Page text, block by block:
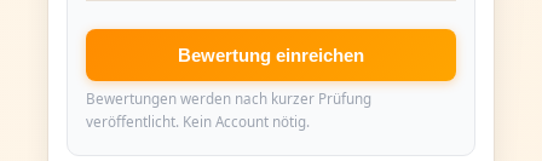
Bewertung einreichen
Bewertungen werden nach kurzer Prüfung
veröffentlicht. Kein Account nötig.